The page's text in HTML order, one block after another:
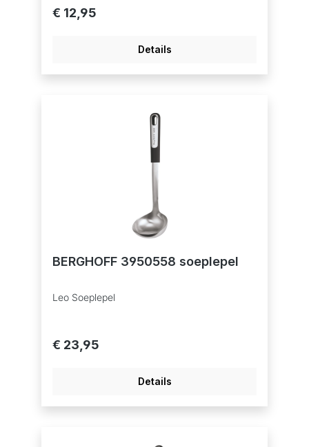
zelfgemaakte soepen, stoofpotjes, sauzen,
zorgt het soft-touch rubberen handvat voor
lepel opschept. Dankzij het siliconen omhulsel
€ 12,95
Details
BERGHOFF 3950558 soeplepel
Leo Soeplepel
€ 23,95
Details